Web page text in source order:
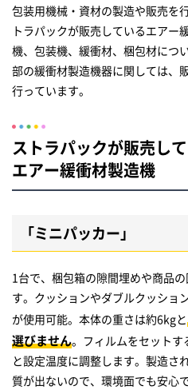
包装用機械・資材の製造や販売を
トラパックが販売しているエアー
機、包装機、緩衝材、梱包材につ
部の緩衝材製造機器に関しては、
行っています。
ストラパックが販売し
エアー緩衝材製造機
「ミニパッカー」
1台で、梱包箱の隙間埋めや商品
す。クッションやダブルクッショ
が使用可能。本体の重さは約6kgと
選びません。フィルムをセット
と設定温度に調整します。製造さ
質が出ないので、環境面でも安心